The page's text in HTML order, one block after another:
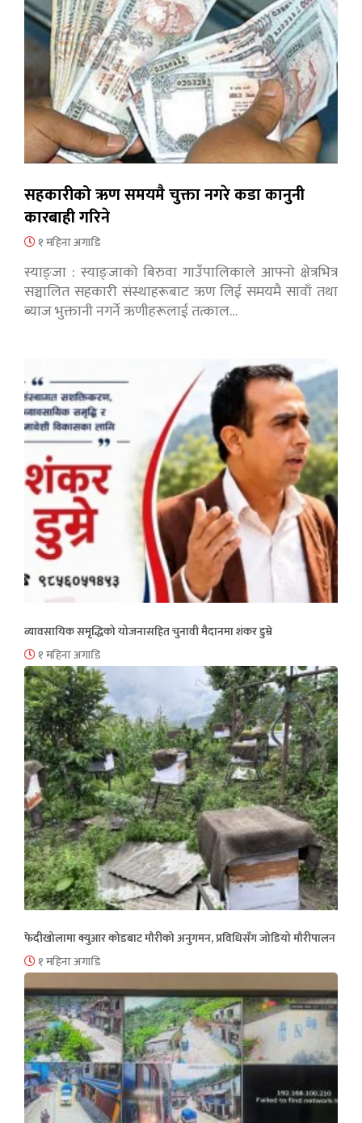
सहकारीको ऋण समयमै चुक्ता नगरे कडा कानुनी
कारबाही गरिने
१ महिना अगाडि
स्याङ्जा : स्याङ्जाको बिरुवा गाउँपालिकाले आफ्नो क्षेत्रभित्र
सञ्चालित सहकारी संस्थाहरूबाट ऋण लिई समयमै सावाँ तथा
ब्याज भुक्तानी नगर्ने ऋणीहरूलाई तत्काल…
व्यावसायिक समृद्धिको योजनासहित चुनावी मैदानमा शंकर डुम्रे
१ महिना अगाडि
फेदीखोलामा क्युआर कोडबाट मौरीको अनुगमन, प्रविधिसँग जोडियो मौरीपालन
१ महिना अगाडि